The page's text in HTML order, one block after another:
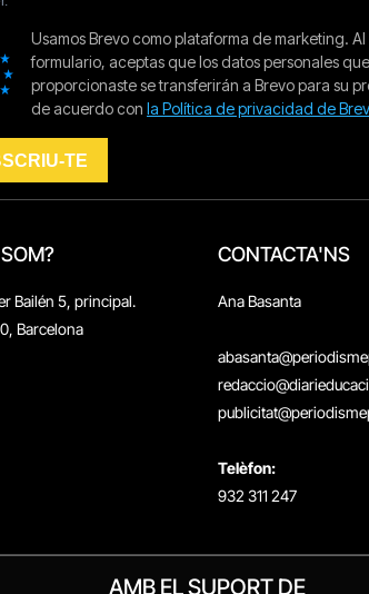
Bailén 5, principal.
Barcelona
CONTACTA'NS
Ana Basanta
Telèfon:
932 311 247
AMB EL SUPORT DE